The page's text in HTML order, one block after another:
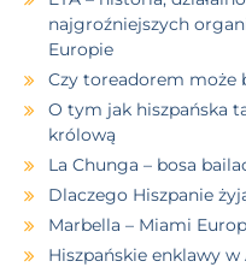
najgroźniejszych
Europie
Czy toreadorem może
O tym jak hiszpańska
królową
La Chunga – bosa
Dlaczego Hiszpanie
Marbella – Miami
Hiszpańskie enklawy